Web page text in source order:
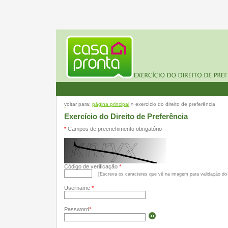
voltar para: página principal » exercício do direito de preferência
Exercício do Direito de Preferência
* Campos de preenchimento obrigatório
Código de verificação *
[Escreva os caracteres que vê na imagem para validação
Username *
Password*